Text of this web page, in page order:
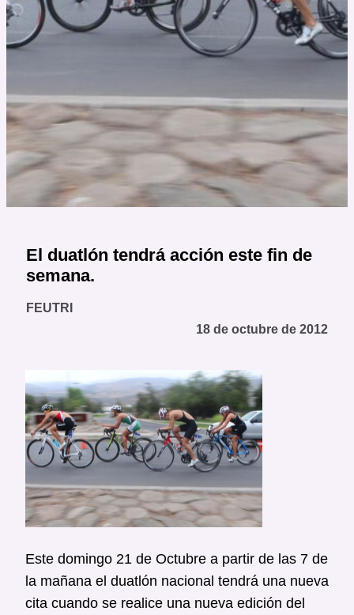
El duatlón tendrá acción este fin de
semana.
FEUTRI
18 de octubre de 2012
Este domingo 21 de Octubre a partir de las 7 de
la mañana el duatlón nacional tendrá una nueva
cita cuando se realice una nueva edición del